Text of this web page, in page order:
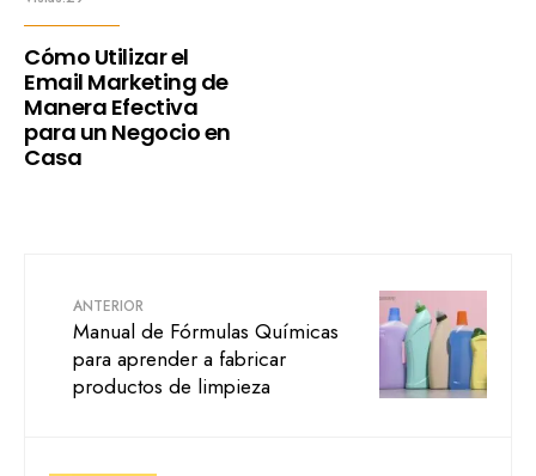
Cómo Utilizar el
Email Marketing de
Manera Efectiva
para un Negocio en
Casa
ANTERIOR
Manual de Fórmulas Químicas
para aprender a fabricar
productos de limpieza